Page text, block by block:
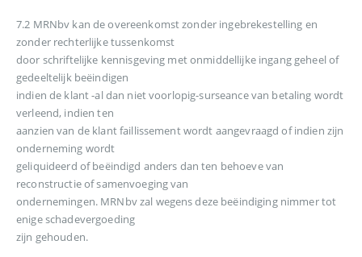
7.2 MRNbv kan de overeenkomst zonder ingebrekestelling en
zonder rechterlijke tussenkomst
door schriftelijke kennisgeving met onmiddellijke ingang geheel of
gedeeltelijk beëindigen
indien de klant -al dan niet voorlopig-surseance van betaling wordt
verleend, indien ten
aanzien van de klant faillissement wordt aangevraagd of indien zijn
onderneming wordt
geliquideerd of beëindigd anders dan ten behoeve van
reconstructie of samenvoeging van
ondernemingen. MRNbv zal wegens deze beëindiging nimmer tot
enige schadevergoeding
zijn gehouden.